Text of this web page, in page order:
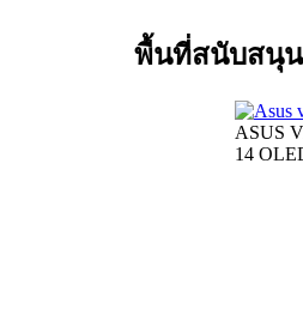
พื้นที่สนับสนุน
ASUS
14